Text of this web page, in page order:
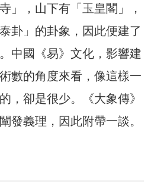
」，山下有「玉皇閣」，
卦」的卦象，因此便建了
中國《易》文化，影響建
數的角度來看，像這樣一
，卻是很少。《大象傳》
發義理，因此附帶一談。